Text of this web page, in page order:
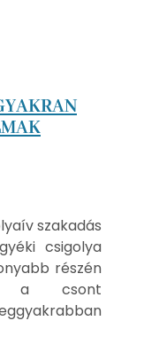
szakadás
csigolya
részén
a csont